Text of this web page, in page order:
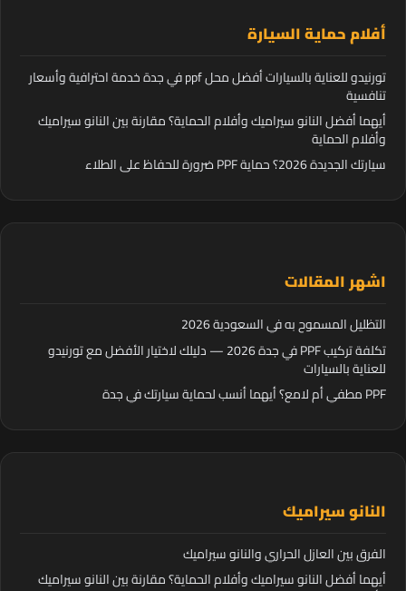
أفلام حماية السيارة
تورنيدو للعناية بالسيارات أفضل محل ppf في جدة خدمة احترافية وأسعار
تنافسية
أيهما أفضل النانو سيراميك وأفلام الحماية؟ مقارنة بين النانو سيراميك
وأفلام الحماية
سيارتك الجديدة 2026؟ حماية PPF ضرورة للحفاظ على الطلاء
اشهر المقالات
التظليل المسموح به في السعودية 2026
تكلفة تركيب PPF في جدة 2026 — دليلك لاختيار الأفضل مع تورنيدو
للعناية بالسيارات
PPF مطفي أم لامع؟ أيهما أنسب لحماية سيارتك في جدة
النانو سيراميك
الفرق بين العازل الحراري والنانو سيراميك
أيهما أفضل النانو سيراميك وأفلام الحماية؟ مقارنة بين النانو سيراميك